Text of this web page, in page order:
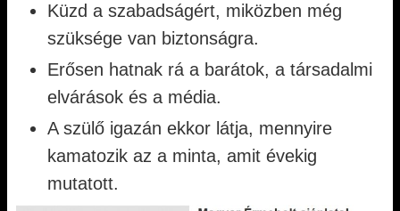
Küzd a szabadságért, miközben még
szüksége van biztonságra.
Erősen hatnak rá a barátok, a társadalmi
elvárások és a média.
A szülő igazán ekkor látja, mennyire
kamatozik az a minta, amit évekig
mutatott.